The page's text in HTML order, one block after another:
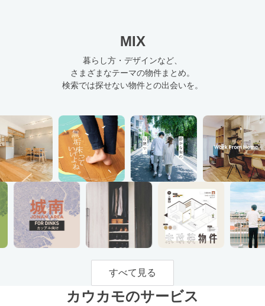
MIX
暮らし方・デザインなど、
さまざまなテーマの物件まとめ。
検索では探せない物件との出会いを。
すべて見る
カウカモのサービス